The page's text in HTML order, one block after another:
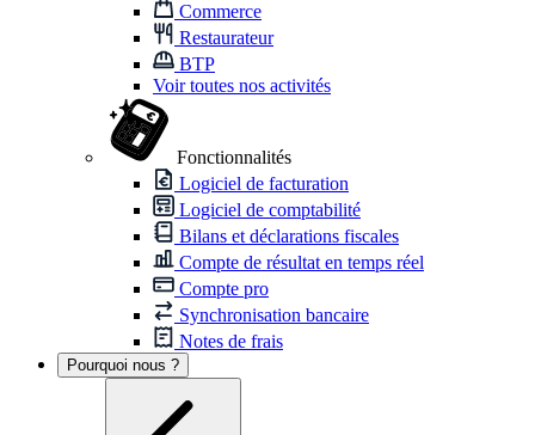
Commerce
Restaurateur
BTP
Voir toutes nos activités
Fonctionnalités
Logiciel de facturation
Logiciel de comptabilité
Bilans et déclarations fiscales
Compte de résultat en temps réel
Compte pro
Synchronisation bancaire
Notes de frais
Pourquoi nous ?